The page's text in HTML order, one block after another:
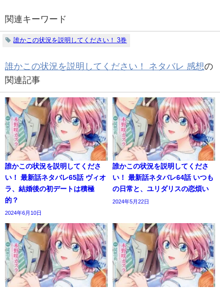
関連キーワード
誰かこの状況を説明してください！ 3巻
誰かこの状況を説明してください！ ネタバレ 感想の
関連記事
誰かこの状況を説明してくださ
い！ 最新話ネタバレ65話 ヴィオ
ラ、結婚後の初デートは積極
的？
2024年6月10日
誰かこの状況を説明してくださ
い！ 最新話ネタバレ64話 いつも
の日常と、ユリダリスの恋煩い
2024年5月22日